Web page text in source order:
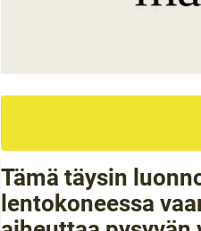
Tämä täysin
lentokoneessa